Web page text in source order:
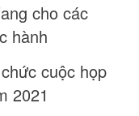
cho các
hành
cuộc họp
2021